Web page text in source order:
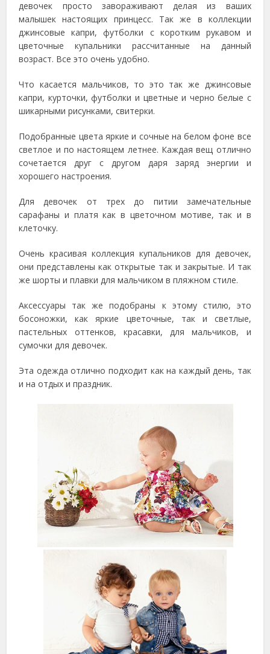
девочек просто завораживают делая из ваших
малышек настоящих принцесс. Так же в коллекции
джинсовые капри, футболки с коротким рукавом и
цветочные купальники рассчитанные на данный
возраст. Все это очень удобно.
Что касается мальчиков, то это так же джинсовые
капри, курточки, футболки и цветные и черно белые с
шикарными рисунками, свитерки.
Подобранные цвета яркие и сочные на белом фоне все
светлое и по настоящем летнее. Каждая вещ отлично
сочетается друг с другом даря заряд энергии и
хорошего настроения.
Для девочек от трех до питии замечательные
сарафаны и платя как в цветочном мотиве, так и в
клеточку.
Очень красивая коллекция купальников для девочек,
они представлены как открытые так и закрытые. И так
же шорты и плавки для мальчиком в пляжном стиле.
Аксессуары так же подобраны к этому стилю, это
босоножки, как яркие цветочные, так и светлые,
пастельных оттенков, красавки, для мальчиков, и
сумочки для девочек.
Эта одежда отлично подходит как на каждый день, так
и на отдых и праздник.